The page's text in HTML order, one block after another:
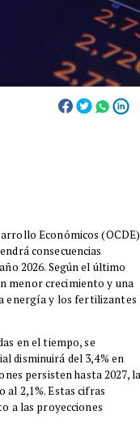
Económicos (OCDE)
consecuencias
2026. Según el último
menor crecimiento y una
energía y los fertilizantes
en el tiempo, se
disminuirá del 3,4% en
persisten hasta 2027,
al 2,1%. Estas cifras
a las proyecciones